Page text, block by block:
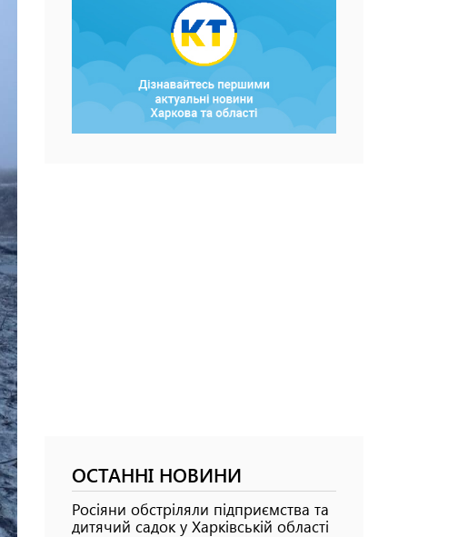
ОСТАННІ НОВИНИ
Росіяни обстріляли підприємства та
дитячий садок у Харківській області